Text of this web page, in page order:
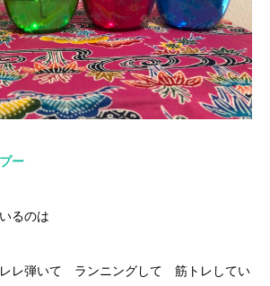
ー
るのは
レ弾いて ランニングして 筋トレしてい